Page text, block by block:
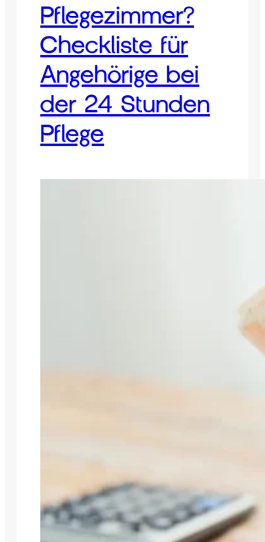
Pflegezimmer?
Checkliste für
Angehörige bei
der 24 Stunden
Pflege